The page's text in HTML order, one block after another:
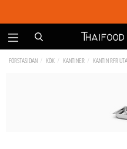
FÖRSTASIDAN KÖK KANTINER KANTIN RFR